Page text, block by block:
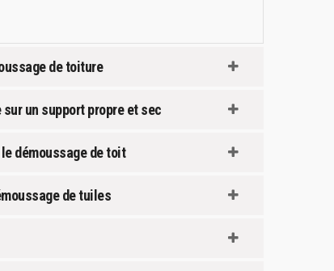
de toiture
un support propre et sec
démoussage de toit
de tuiles